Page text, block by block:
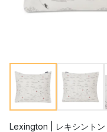
Lexington | レキシントン